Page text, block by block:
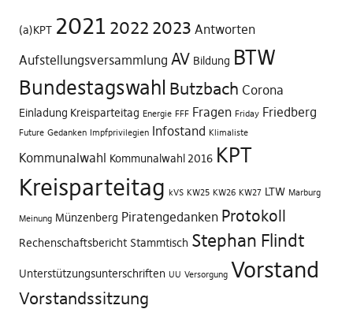
(a)KPT 2021 2022 2023 Antworten
Aufstellungsversammlung AV Bildung BTW
Bundestagswahl Butzbach Corona
Einladung Kreisparteitag Energie FFF Fragen Friday Friedberg
Future Gedanken Impfprivilegien Infostand Klimaliste
Kommunalwahl Kommunalwahl 2016 KPT
Kreisparteitag kVS KW25 KW26 KW27 LTW Marburg
Meinung Münzenberg Piratengedanken Protokoll
Rechenschaftsbericht Stammtisch Stephan Flindt
Unterstützungsunterschriften UU Versorgung Vorstand
Vorstandssitzung